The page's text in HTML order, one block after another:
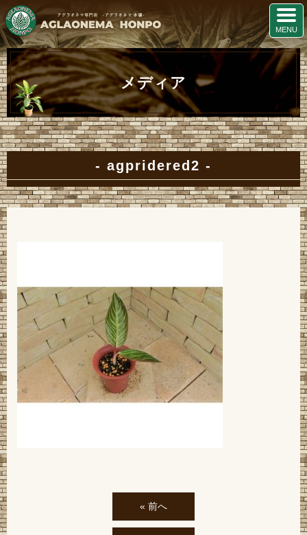
メディア
agpridered2
« 前へ